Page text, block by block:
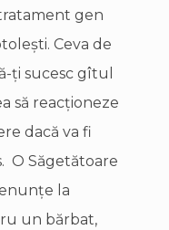
gen
Ceva de
ţi sucesc gîtul
să reacţioneze
dacă va fi
O Săgetătoare
la
un bărbat,